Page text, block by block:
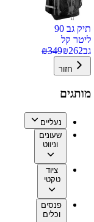
תיק גב 90
ליטר קל
גב
₪262
₪349
חזור
מותגים
נעליים
שעונים
וניווט
ציוד
טקטי
פנסים
וכלים